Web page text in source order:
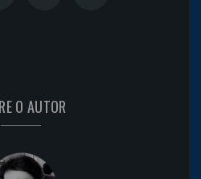
O AUTOR